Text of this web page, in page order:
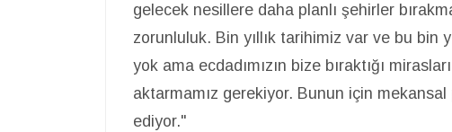
gelecek nesillere daha planlı şehirler
zorunluluk. Bin yıllık tarihimiz var ve bu bin
yok ama ecdadımızın bize bıraktığı
aktarmamız gerekiyor. Bunun için
ediyor."